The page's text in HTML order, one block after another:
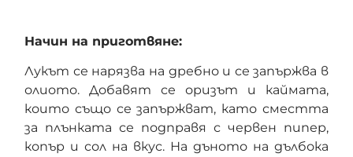
Начин на приготвяне:
Лукът се нарязва на дребно и се запържва в
олиото. Добавят се оризът и каймата,
които също се запържват, като сместта
за плънката се подправя с червен пипер,
копър и сол на вкус. На дъното на дълбока